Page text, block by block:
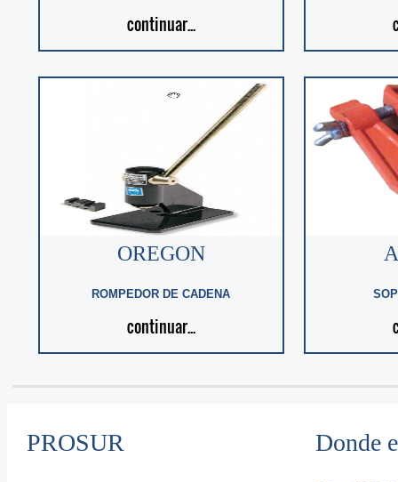
continuar...
OREGON
ROMPEDOR DE CADENA
continuar...
PROSUR Donde